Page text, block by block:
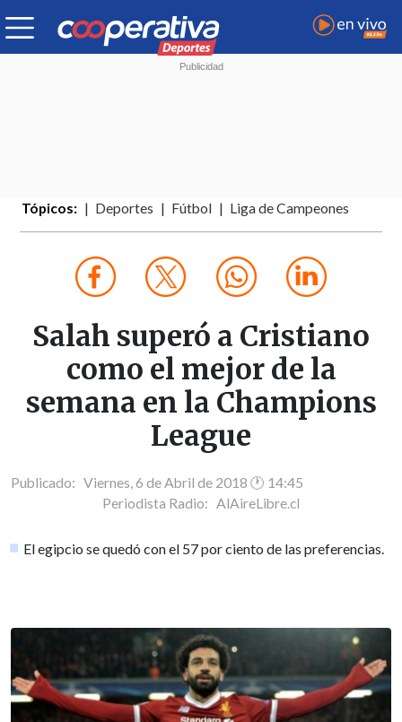
Tópicos: Deportes Fútbol Liga de Campeones
Salah superó a Cristiano
como el mejor de la
semana en la Champions
League
Publicado: Viernes, 6 de Abril de 2018 🕐 14:45
Periodista Radio: AlAireLibre.cl
El egipcio se quedó con el 57 por ciento de las preferencias.